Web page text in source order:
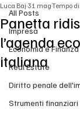
All Posts
Impresa
Economia e Finanza
Real Estate
Diritto penale
Strumenti finanziari
Panetta
l’agenda
italiana
Luca Baj 31 magTempo